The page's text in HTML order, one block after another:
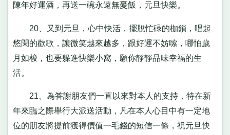
陳年好運酒，再送一碗永遠無憂飯，元旦快樂。
20、又到元旦，心中快活，擺脫忙碌的枷鎖，唱起
悠閑的歡歌，讓微笑越來越多，跟好運不妨嗦，哪怕歲
月如梭，也要躲進快樂小窩，願你靜靜品味幸福的生
活。
21、為答謝朋友們一直以來對本人的支持，特在新
年來臨之際舉行大派送活動，凡在本人心目中有一定地
位的朋友將提前獲得價值一毛錢的短信一條，祝元旦快